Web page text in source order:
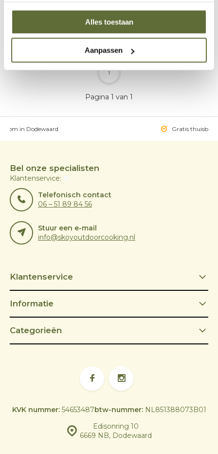
Alles toestaan
Aanpassen
2-5 werkdagen
Pagina 1 van 1
1
in Dodewaard Gratis
Bel onze specialisten
Klantenservice:
Telefonisch contact
06 – 51 89 84 56
Stuur een e-mail
info@skoyoutdoorcooking.nl
Klantenservice
Informatie
Categorieën
Edisonring 10
6669 NB, Dodewaard
KVK nummer:54653487btw-nummer:NL851388073B01